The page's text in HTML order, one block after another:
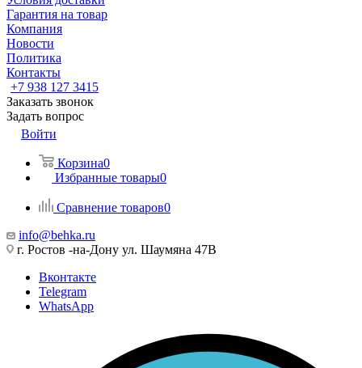
Гарантия на товар
Компания
Новости
Политика
Контакты
+7 938 127 3415
Заказать звонок
Задать вопрос
Войти
Корзина0
Избранные товары0
Сравнение товаров0
info@behka.ru
г. Ростов -на-Дону ул. Шаумяна 47В
Вконтакте
Telegram
WhatsApp